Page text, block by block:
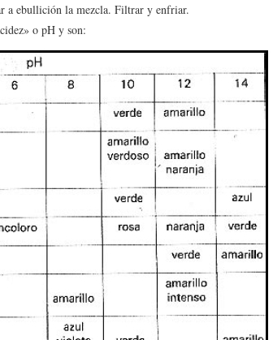
a ebullición la mezcla. Filtrar y enfriar.
o pH y son: